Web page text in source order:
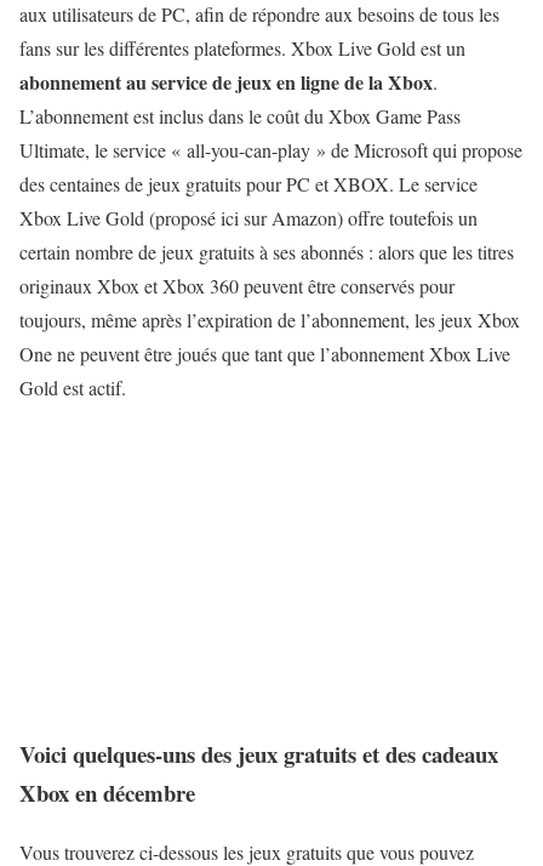
aux utilisateurs de PC, afin de répondre aux besoins de tous les
fans sur les différentes plateformes. Xbox Live Gold est un
abonnement au service de jeux en ligne de la Xbox.
L’abonnement est inclus dans le coût du Xbox Game Pass
Ultimate, le service « all-you-can-play » de Microsoft qui propose
des centaines de jeux gratuits pour PC et XBOX. Le service
Xbox Live Gold (proposé ici sur Amazon) offre toutefois un
certain nombre de jeux gratuits à ses abonnés : alors que les titres
originaux Xbox et Xbox 360 peuvent être conservés pour
toujours, même après l’expiration de l’abonnement, les jeux Xbox
One ne peuvent être joués que tant que l’abonnement Xbox Live
Gold est actif.
Voici quelques-uns des jeux gratuits et des cadeaux
Xbox en décembre
Vous trouverez ci-dessous les jeux gratuits que vous pouvez